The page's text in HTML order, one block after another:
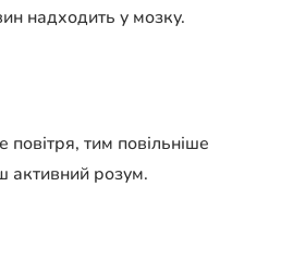
надходить у мозку.
тим повільніше
активний розум.